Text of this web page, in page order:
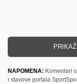
NAPOMENA: Komentari
i stavove portala